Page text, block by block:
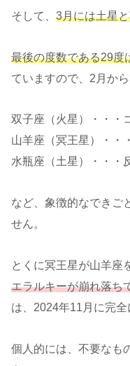
そして、 3月には土星
最後の度数である29度
ていますので、2月から
双子座（火星）・・・
山羊座（冥王星）・・
水瓶座（土星）・・・
など、象徴的なできご
せん。
とくに冥王星が山羊座
エラルキーが崩れ落ち
は、2024年11月に完全
個人的には、不要なも